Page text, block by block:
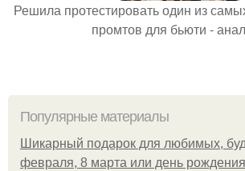
Решила протестировать один из
промтов для бьюти -
Популярные материалы
Шикарный подарок для любимых,
февраля, 8 марта или день